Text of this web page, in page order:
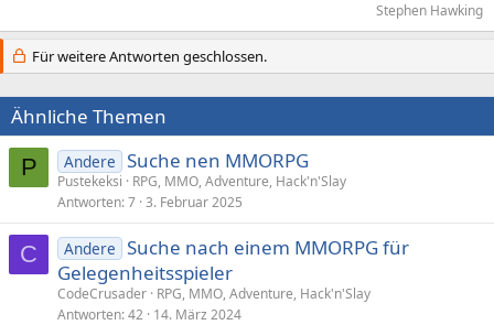
Stephen Hawking​
Für weitere Antworten geschlossen.
Ähnliche Themen
P Andere Suche nen MMORPG
Pustekeksi
RPG, MMO, Adventure, Hack'n'Slay
Antworten 7 3. Februar 2025
C Andere Suche nach einem MMORPG für
Gelegenheitsspieler
CodeCrusader RPG, MMO, Adventure, Hack'n'Slay
Antworten 42 14. März 2024